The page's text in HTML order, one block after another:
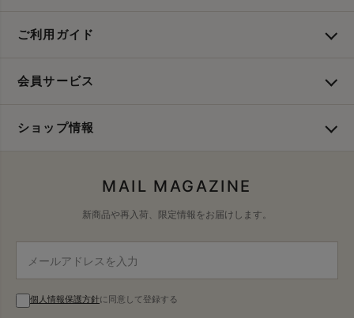
ご利用ガイド
会員サービス
ショップ情報
MAIL MAGAZINE
新商品や再入荷、限定情報をお届けします。
個人情報保護方針に同意して登録する